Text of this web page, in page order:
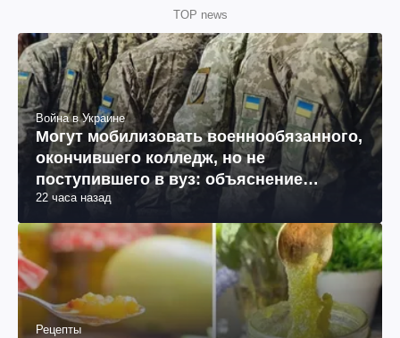
TOP news
Война в Украине
Могут мобилизовать военнообязанного,
окончившего колледж, но не
поступившего в вуз: объяснение
юриста
22 часа назад
Рецепты